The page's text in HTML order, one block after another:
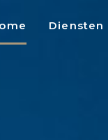
Diensten